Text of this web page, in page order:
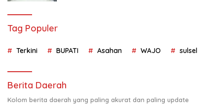
Tag Populer
Terkini BUPATI Asahan WAJO sulsel
Berita Daerah
Kolom berita daerah yang paling akurat dan paling update